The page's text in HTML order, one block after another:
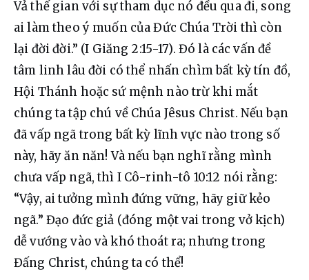
Vả thế gian với sự tham dục nó đều qua đi, song
ai làm theo ý muốn của Đức Chúa Trời thì còn
lại đời đời.” (I Giăng 2:15-17). Đó là các vấn đề
tâm linh lâu đời có thể nhấn chìm bất kỳ tín đồ,
Hội Thánh hoặc sứ mệnh nào trừ khi mắt
chúng ta tập chú về Chúa Jêsus Christ. Nếu bạn
đã vấp ngã trong bất kỳ lĩnh vực nào trong số
này, hãy ăn năn! Và nếu bạn nghĩ rằng mình
chưa vấp ngã, thì I Cô-rinh-tô 10:12 nói rằng:
“Vậy, ai tưởng mình đứng vững, hãy giữ kẻo
ngã.” Đạo đức giả (đóng một vai trong vở kịch)
dễ vướng vào và khó thoát ra; nhưng trong
Đấng Christ, chúng ta có thể!